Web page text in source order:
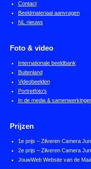
Contact
Beeldmateriaal aanvragen
NL nieuws
Foto & video
Internationale beeldbank
Buitenland
Videobeelden
Portretfoto's
In de media &
Prijzen
1e prijs – Zilveren Camera
2e prijs – Zilveren Camera
JouwWeb Website van de